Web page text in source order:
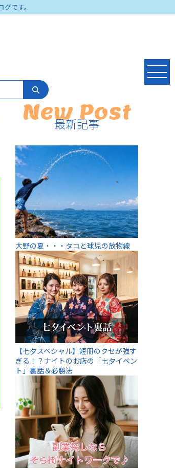
です。
New Post
最新記事
大野の夏・・・タコと球児の放物線
【七夕スペシャル】短冊のクセが強す
ぎる！？ナイトのお店の「七夕イベン
ト」裏話＆必勝法